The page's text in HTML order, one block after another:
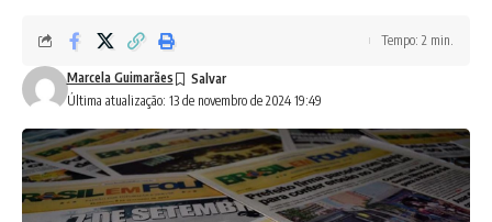
Última atualização: 13 de novembro de 2024 19:49
Marcela Guimarães
Tempo: 2 min.